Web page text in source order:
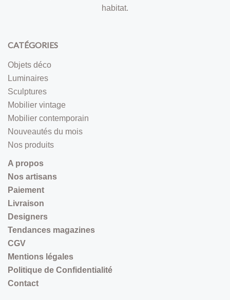
habitat.
CATÉGORIES
Objets déco
Luminaires
Sculptures
Mobilier vintage
Mobilier contemporain
Nouveautés du mois
Nos produits
A propos
Nos artisans
Paiement
Livraison
Designers
Tendances magazines
CGV
Mentions légales
Politique de Confidentialité
Contact